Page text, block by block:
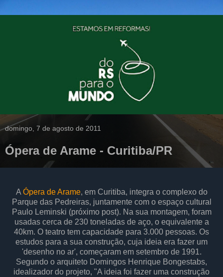
domingo, 7 de agosto de 2011
Ópera de Arame - Curitiba/PR
A Ópera de Arame, em Curitiba, integra o complexo do
Parque das Pedreiras, juntamente com o espaço cultural
Paulo Leminski (próximo post). Na sua montagem, foram
usadas cerca de 230 toneladas de aço, o equivalente a
40km. O teatro tem capacidade para 3.000 pessoas. Os
estudos para a sua construção, cuja ideia era fazer um
'desenho no ar', começaram em setembro de 1991.
Segundo o arquiteto Domingos Henrique Bongestabs,
idealizador do projeto, "A ideia foi fazer uma construção